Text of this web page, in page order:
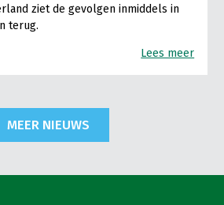
ziet de gevolgen inmiddels in
terug.
Lees meer
MEER NIEUWS